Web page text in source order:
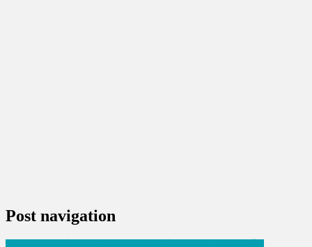
Post navigation